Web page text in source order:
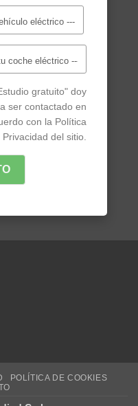
gratuito" doy
ser contactado en
con la Política
Privacidad del sitio.
POLÍTICA DE COOKIES